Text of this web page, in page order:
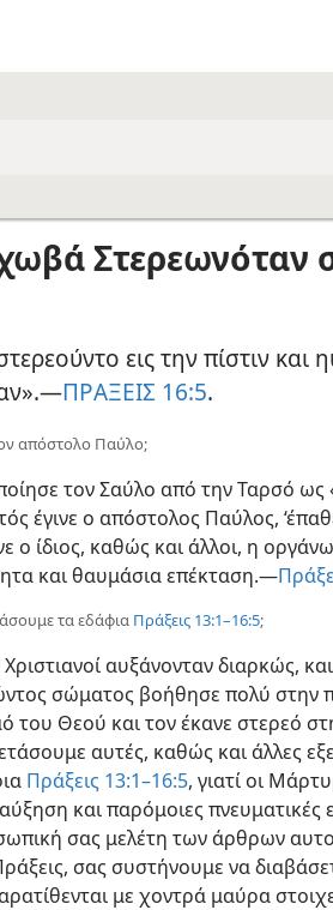
Στερεωνόταν
εις την πίστιν και
ΠΡΑΞΕΙΣ 16:5.
απόστολο Παύλο;
τον Σαύλο από την Ταρσό ως
έγινε ο απόστολος Παύλος,
ο ίδιος, καθώς και άλλοι, η
και θαυμάσια επέκταση.—
τα εδάφια Πράξεις 13:1–16:5;
αυξάνονταν διαρκώς,
σώματος βοήθησε πολύ στην
του Θεού και τον έκανε στερεό
αυτές, καθώς και άλλες
Πράξεις 13:1–16:5, γιατί οι
και παρόμοιες πνευματικές
σας μελέτη των άρθρων
σας συστήνουμε να
με χοντρά μαύρα